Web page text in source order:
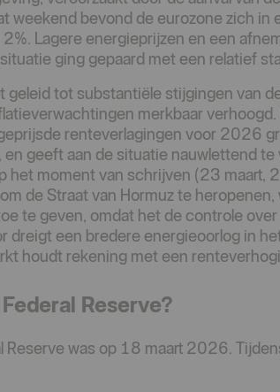
weekend bevond de eurozone zich in
Lagere energieprijzen en een
ging gepaard met een relatief
tot substantiële stijgingen van
merkbaar
renteverlagingen voor 2026
geeft aan de situatie nauwlettend te
het moment van schrijven (23 maart,
de Straat van Hormuz te
te geven, omdat het de controle
dreigt een bredere energieoorlog in
houdt rekening met een
Reserve?
Reserve was op 18 maart 2026.